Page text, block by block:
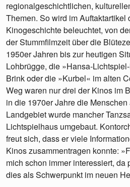
regionalgeschichtlichen,
Themen. So wird im Auftaktartikel
Kinogeschichte beleuchtet, von
der Stummfilmzeit über die
1950er Jahren bis zur heutigen
Lohbrügge, die »Hansa-
Brink oder die »Kurbel« im alten
Weg waren nur drei der Kinos im
in die 1970er Jahre die
Landgebiet wurde mancher
Lichtspielhaus umgebaut.
freut sich, dass er viele
Kinos zusammentragen konnte:
mich schon immer interessiert, da
dies als Schwerpunkt im neuen